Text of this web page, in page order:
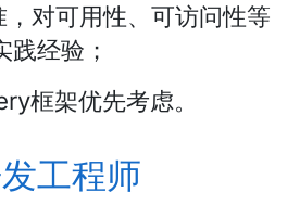
对可用性、可访问性等
经验；
框架优先考虑。
工程师